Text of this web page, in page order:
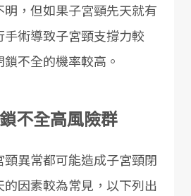
，但如果子宮頸先天就有
術導致子宮頸支撐力較
不全的機率較高。
不全高風險群
異常都可能造成子宮頸閉
因素較為常見，以下列出